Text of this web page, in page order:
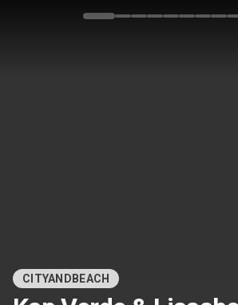
Bild 1 von 11
CITYANDBEACH